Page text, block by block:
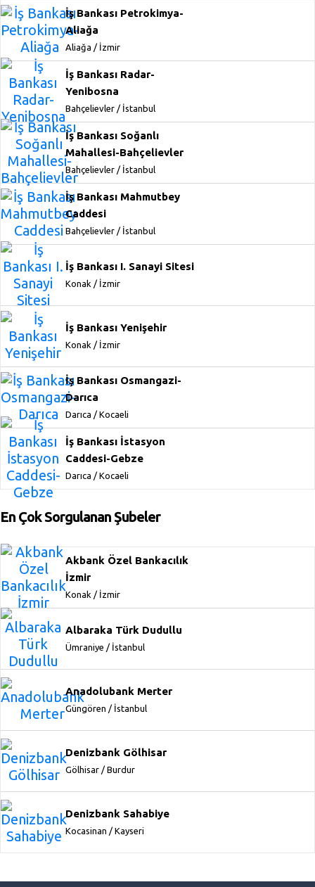
İş Bankası Petrokimya-
Aliağa
Aliağa / İzmir
İş Bankası Radar-
Yenibosna
Bahçelievler / İstanbul
İş Bankası Soğanlı
Mahallesi-Bahçelievler
Bahçelievler / İstanbul
İş Bankası Mahmutbey
Caddesi
Bahçelievler / İstanbul
İş Bankası I. Sanayi Sitesi
Konak / İzmir
İş Bankası Yenişehir
Konak / İzmir
İş Bankası Osmangazi-
Darıca
Darıca / Kocaeli
İş Bankası İstasyon
Caddesi-Gebze
Darıca / Kocaeli
En Çok Sorgulanan Şubeler
Akbank Özel Bankacılık
İzmir
Konak / İzmir
Albaraka Türk Dudullu
Ümraniye / İstanbul
Anadolubank Merter
Güngören / İstanbul
Denizbank Gölhisar
Gölhisar / Burdur
Denizbank Sahabiye
Kocasinan / Kayseri